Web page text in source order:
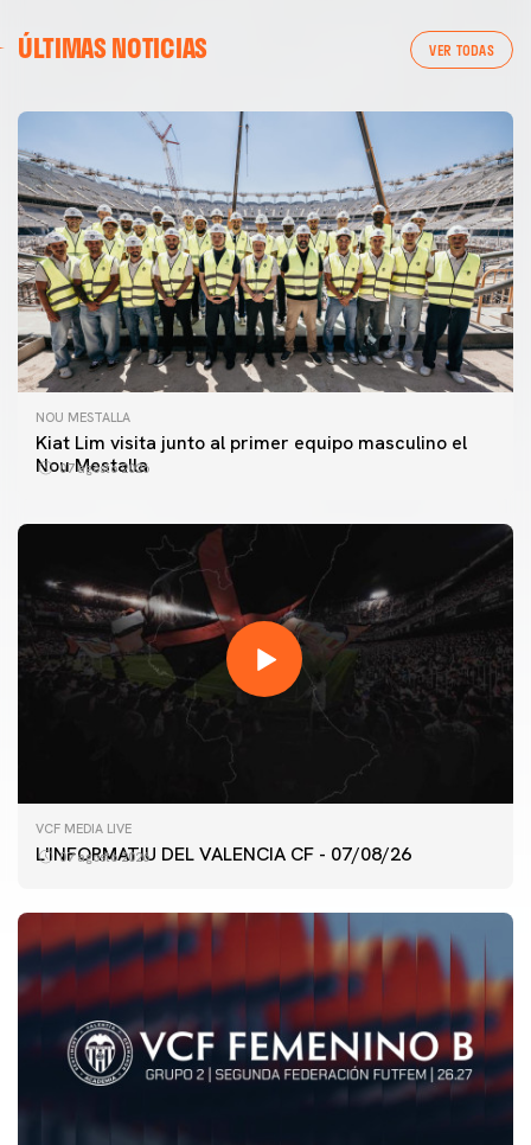
ÚLTIMAS NOTICIAS VER TODAS
NOU MESTALLA
Kiat Lim visita junto al primer equipo masculino el
Nou Mestalla
07 agosto 2026
VCF MEDIA LIVE
L'INFORMATIU DEL VALENCIA CF - 07/08/26
07 agosto 2026